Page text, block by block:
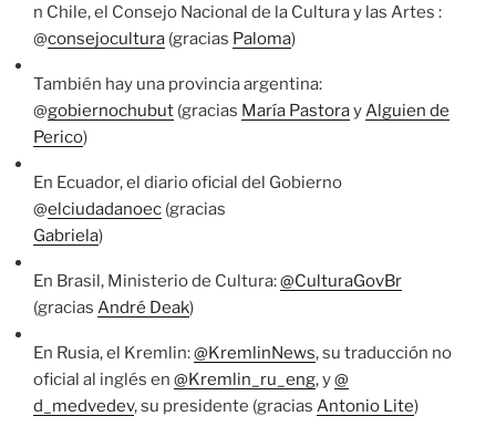
n Chile, el Consejo Nacional de la Cultura y las Artes :
@consejocultura (gracias Paloma)
También hay una provincia argentina:
@gobiernochubut (gracias María PastorayAlguien de
Perico)
En Ecuador, el diario oficial del Gobierno
@elciudadanoec (gracias
Gabriela)
En Brasil, Ministerio de Cultura:@CulturaGovBr
(gracias André Deak)
En Rusia, el Kremlin:@KremlinNews, su traducción no
oficial al inglés en @Kremlin_ru_eng, y@
d_medvedev, su presidente (gracias Antonio Lite)